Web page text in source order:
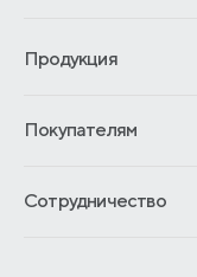
Продукция
Гарантии
Покупателям
Обмен и возврат
Сотрудничество